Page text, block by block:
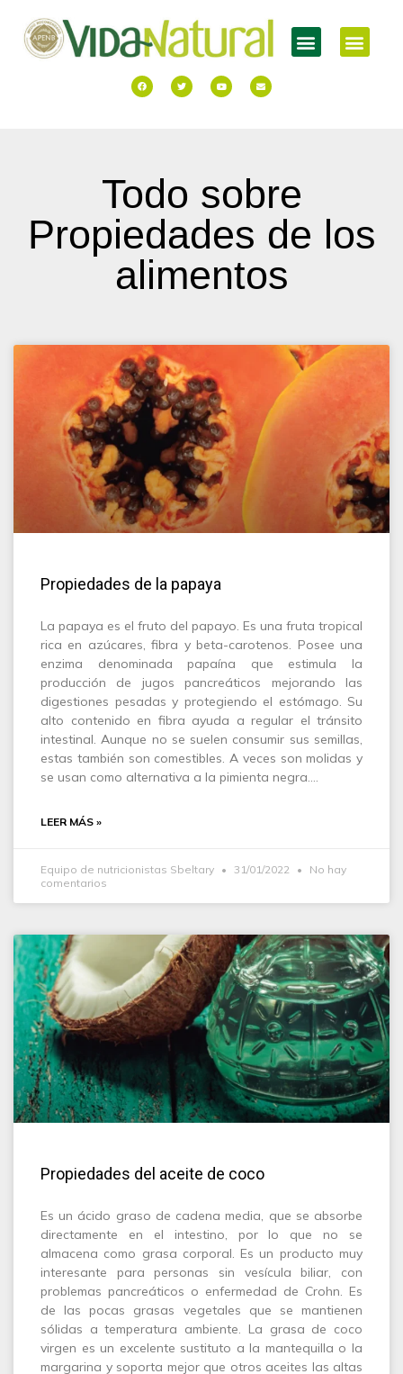
Todo sobre
Propiedades de los
alimentos
Propiedades de la papaya
La papaya es el fruto del papayo. Es una fruta tropical
rica en azúcares, fibra y beta-carotenos. Posee una
enzima denominada papaína que estimula la
producción de jugos pancreáticos mejorando las
digestiones pesadas y protegiendo el estómago. Su
alto contenido en fibra ayuda a regular el tránsito
intestinal. Aunque no se suelen consumir sus semillas,
estas también son comestibles. A veces son molidas y
se usan como alternativa a la pimienta negra.…
LEER MÁS »
Equipo de nutricionistas Sbeltary 31/01/2022
No hay
comentarios
Propiedades del aceite de coco
Es un ácido graso de cadena media, que se absorbe
directamente en el intestino, por lo que no se
almacena como grasa corporal. Es un producto muy
interesante para personas sin vesícula biliar, con
problemas pancreáticos o enfermedad de Crohn. Es
de las pocas grasas vegetales que se mantienen
sólidas a temperatura ambiente. La grasa de coco
virgen es un excelente sustituto a la mantequilla o la
margarina y soporta mejor que otros aceites las altas